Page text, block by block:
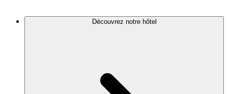
Découvrez notre hôtel